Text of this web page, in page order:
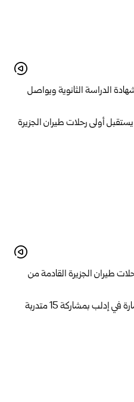
الدراسة الثانوية ويواصل
طيران الجزيرة ‏القادمة من